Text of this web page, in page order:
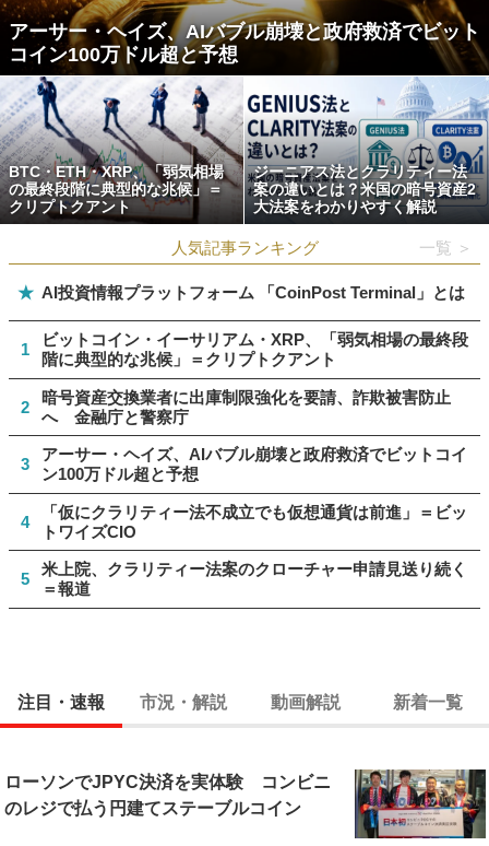
アーサー・ヘイズ、AIバブル崩壊と政府救済でビット
コイン100万ドル超と予想
BTC・ETH・XRP、「弱気相場
の最終段階に典型的な兆候」＝
クリプトクアント
ジーニアス法とクラリティー法
案の違いとは？米国の暗号資産2
大法案をわかりやすく解説
人気記事ランキング 一覧 ＞
★ AI投資情報プラットフォーム 「CoinPost Terminal」とは
1
ビットコイン・イーサリアム・XRP、「弱気相場の最終段
階に典型的な兆候」＝クリプトクアント
2
暗号資産交換業者に出庫制限強化を要請、詐欺被害防止
へ 金融庁と警察庁
3
アーサー・ヘイズ、AIバブル崩壊と政府救済でビットコイ
ン100万ドル超と予想
4
「仮にクラリティー法不成立でも仮想通貨は前進」＝ビッ
トワイズCIO
5
米上院、クラリティー法案のクローチャー申請見送り続く
＝報道
注目・速報 市況・解説 動画解説 新着一覧
ローソンでJPYC決済を実体験 コンビニ
のレジで払う円建てステーブルコイン